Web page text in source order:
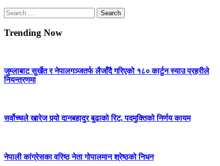
Search
for:
Trending Now
जुम्लाबाट सुर्खेत र नेपालगञ्जतर्फ लैजाँदै गरिएको १८० कार्टुन स्याउ प्रहरीले
नियन्त्रणमा
सर्वोच्चले खारेज गर्‍यो दानबहादुर बुढाको रिट, पदमुक्तिको निर्णय कायम
नेपाली कांग्रेसका वरिष्ठ नेता गोपालमान श्रेष्ठको निधन